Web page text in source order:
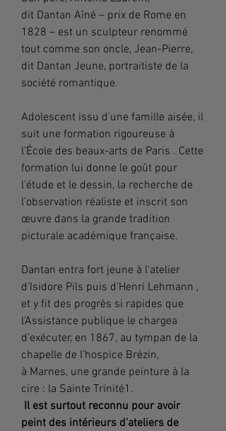
dit Dantan Aîné – prix de Rome en
1828 – est un sculpteur renommé
tout comme son oncle, Jean-Pierre,
dit Dantan Jeune, portraitiste de la
société romantique.
Adolescent issu d’une famille aisée, il
suit une formation rigoureuse à
l’École des beaux-arts de Paris . Cette
formation lui donne le goût pour
l’étude et le dessin, la recherche de
l’observation réaliste et inscrit son
œuvre dans la grande tradition
picturale académique française.
Dantan entra fort jeune à l’atelier
d’Isidore Pils puis d’Henri Lehmann ,
et y fit des progrès si rapides que
l’Assistance publique le chargea
d’exécuter, en 1867, au tympan de la
chapelle de l’hospice Brézin,
à Marnes, une grande peinture à la
cire : la Sainte Trinité1.
Il est surtout reconnu pour avoir
peint des intérieurs d’ateliers de